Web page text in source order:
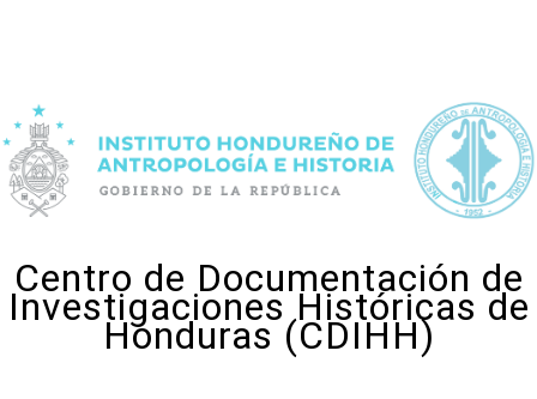
Centro de Documentación de
Investigaciones Históricas de
Honduras (CDIHH)